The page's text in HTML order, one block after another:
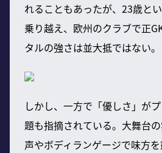
れることもあったが、23歳と
乗り越え、欧州のクラブで正
タルの強さは並大抵ではない。
しかし、一方で「優しさ」が
題も指摘されている。大舞台の
声やボディランゲージで味方